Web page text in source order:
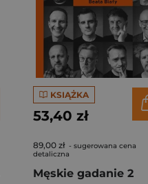
KSIĄŻKA
53,40 zł
89,00 zł - sugerowana cena
detaliczna
Męskie gadanie 2